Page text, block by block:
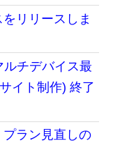
リリースしま
チデバイス最
イト制作) 終了
ラン見直しの